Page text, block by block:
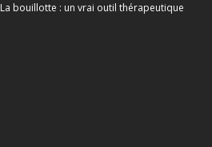
La bouillotte : un vrai outil thérapeutique